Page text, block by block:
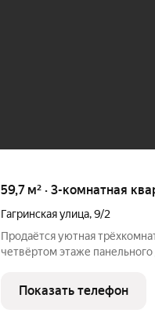
59,7 м² · 3-комнатная
Гагринская улица,9/2
Продаётся уютная
четвёртом этаже панельного дома идеальный вариант
приватность и комфорт, а из
двор с открытой
Показать телефон